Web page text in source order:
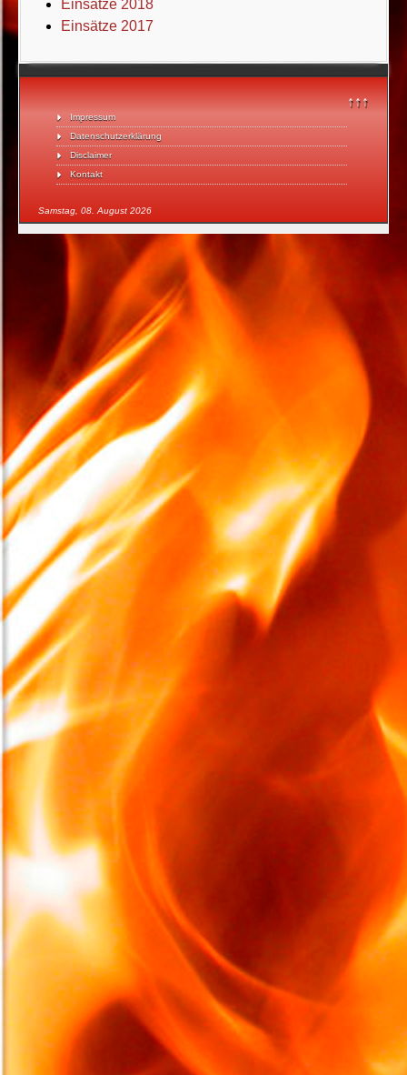
↑↑↑
Impressum
Datenschutzerklärung
Disclaimer
Kontakt
Samstag, 08. August 2026
Einsätze 2018
Einsätze 2017